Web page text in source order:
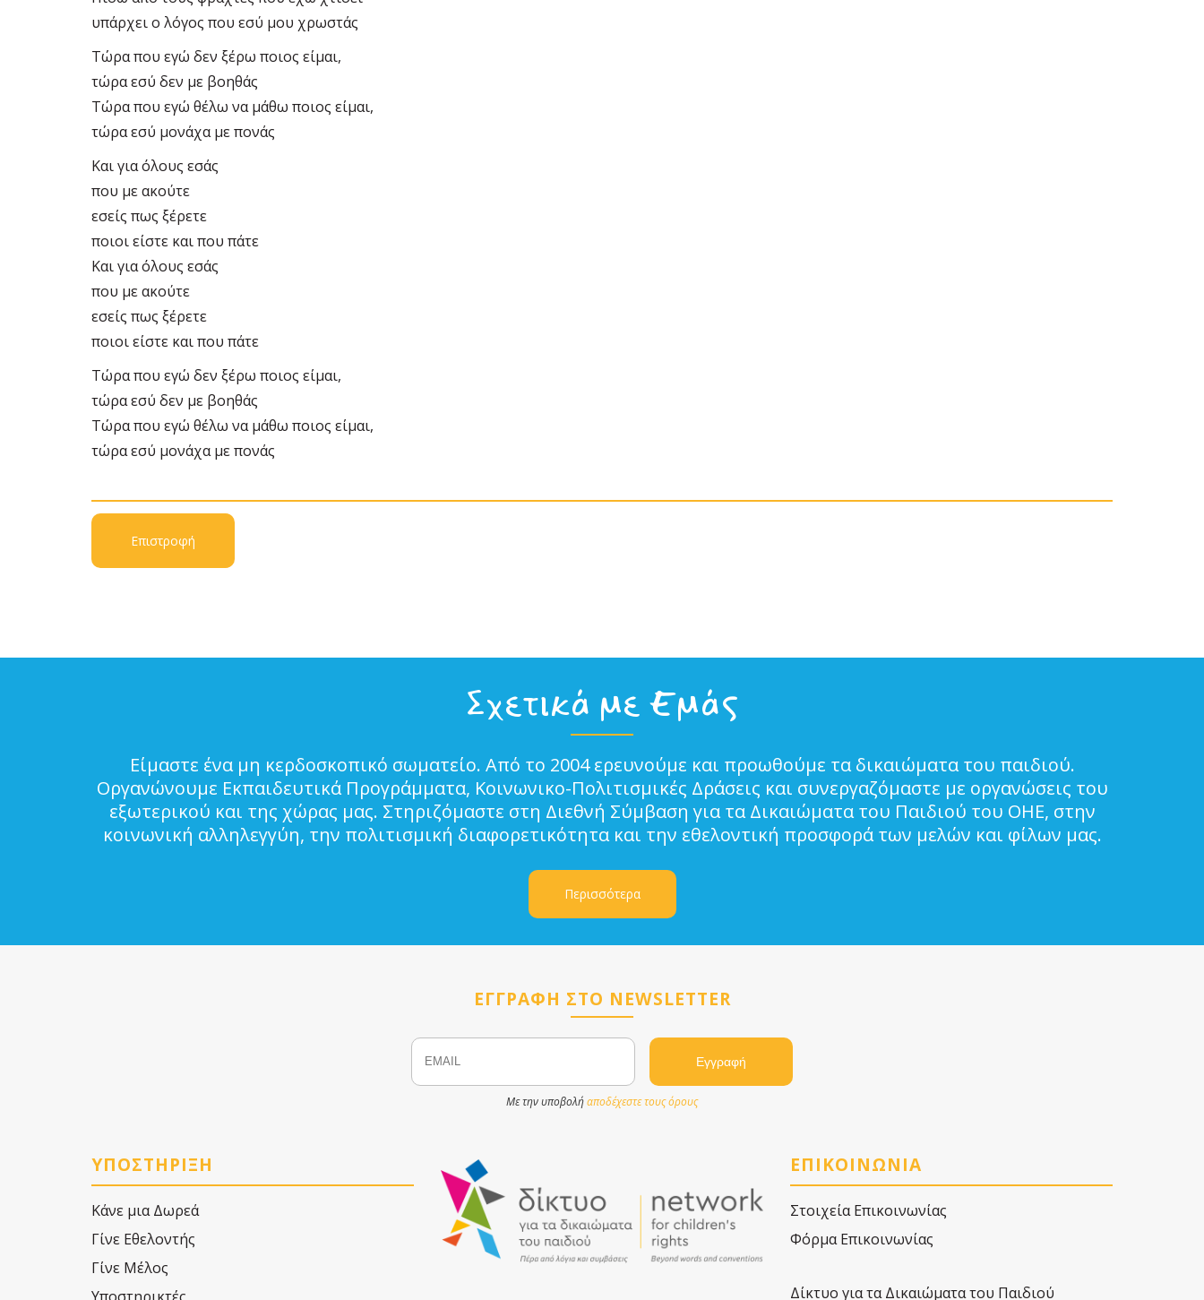
υπάρχει ο λόγος που εσύ μου χρωστάς
Τώρα που εγώ δεν ξέρω ποιος είμαι,
τώρα εσύ δεν με βοηθάς
Τώρα που εγώ θέλω να μάθω ποιος είμαι,
τώρα εσύ μονάχα με πονάς
Και για όλους εσάς
που με ακούτε
εσείς πως ξέρετε
ποιοι είστε και που πάτε
Και για όλους εσάς
που με ακούτε
εσείς πως ξέρετε
ποιοι είστε και που πάτε
Τώρα που εγώ δεν ξέρω ποιος είμαι,
τώρα εσύ δεν με βοηθάς
Τώρα που εγώ θέλω να μάθω ποιος είμαι,
τώρα εσύ μονάχα με πονάς
Επιστροφή
Σχετικά με Εμάς
Είμαστε ένα μη κερδοσκοπικό σωματείο. Από το 2004 ερευνούμε και προωθούμε τα δικαιώματα του παιδιού.
Οργανώνουμε Εκπαιδευτικά Προγράμματα, Κοινωνικο-Πολιτισμικές Δράσεις και συνεργαζόμαστε με οργανώσεις του
εξωτερικού και της χώρας μας. Στηριζόμαστε στη Διεθνή Σύμβαση για τα Δικαιώματα του Παιδιού του ΟΗΕ, στην
κοινωνική αλληλεγγύη, την πολιτισμική διαφορετικότητα και την εθελοντική προσφορά των μελών και φίλων μας.
Περισσότερα
ΕΓΓΡΑΦΗ ΣΤΟ NEWSLETTER
Email Name
Με την υποβολήαποδέχεστε τους όρους
ΥΠΟΣΤΗΡΙΞΗ
Κάνε μια Δωρεά
Γίνε Εθελοντής
Γίνε Μέλος
ΕΠΙΚΟΙΝΩΝΙΑ
Στοιχεία Επικοινωνίας
Φόρμα Επικοινωνίας
Δίκτυο για τα Δικαιώματα του Παιδιού